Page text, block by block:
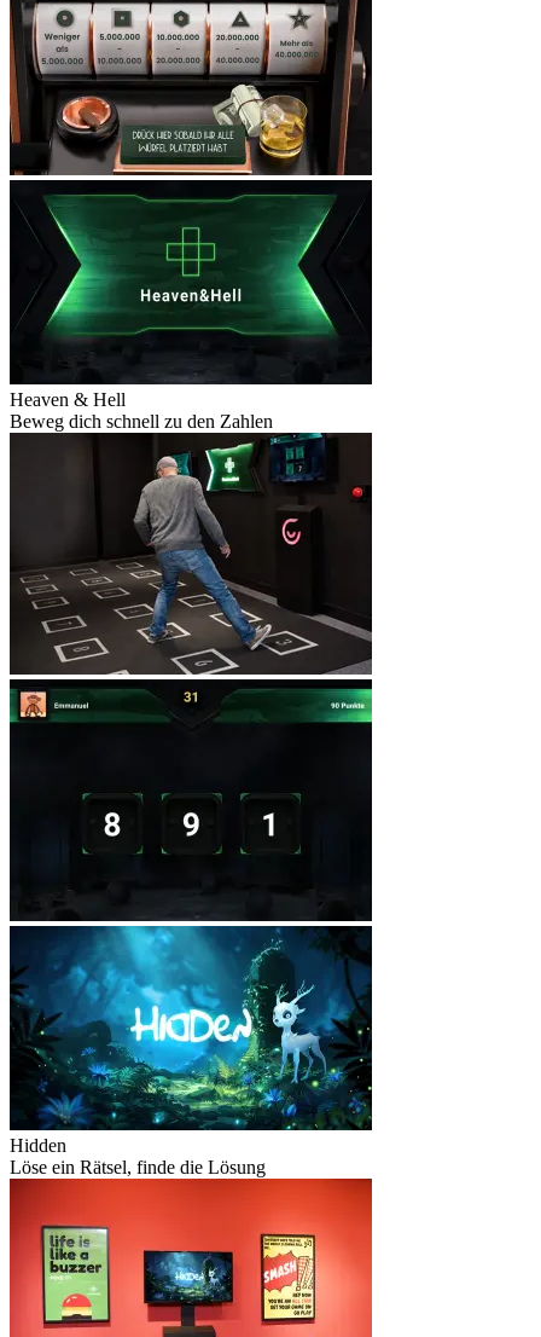
Heaven & Hell
Beweg dich schnell zu den Zahlen
Hidden
Löse ein Rätsel, finde die Lösung